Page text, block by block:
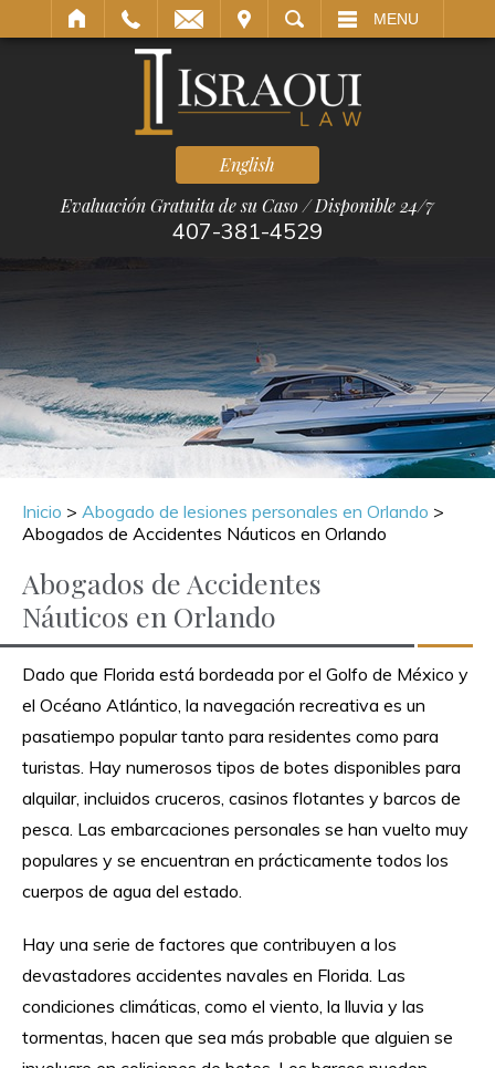
BUSCAR MENU
English
Evaluación Gratuita de su Caso / Disponible 24/7
407-381-4529
Inicio > Abogado de lesiones personales en Orlando >
Abogados de Accidentes Náuticos en Orlando
Abogados de Accidentes
Náuticos en Orlando
Dado que Florida está bordeada por el Golfo de México y
el Océano Atlántico, la navegación recreativa es un
pasatiempo popular tanto para residentes como para
turistas. Hay numerosos tipos de botes disponibles para
alquilar, incluidos cruceros, casinos flotantes y barcos de
pesca. Las embarcaciones personales se han vuelto muy
populares y se encuentran en prácticamente todos los
cuerpos de agua del estado.
Hay una serie de factores que contribuyen a los
devastadores accidentes navales en Florida. Las
condiciones climáticas, como el viento, la lluvia y las
tormentas, hacen que sea más probable que alguien se